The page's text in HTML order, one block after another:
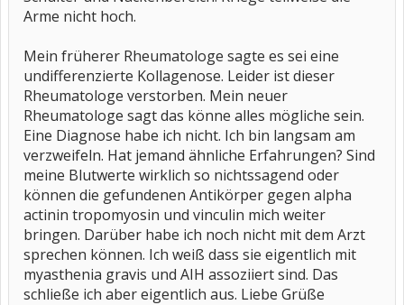
Arme nicht hoch.
Mein früherer Rheumatologe sagte es sei eine
undifferenzierte Kollagenose. Leider ist dieser
Rheumatologe verstorben. Mein neuer
Rheumatologe sagt das könne alles mögliche sein.
Eine Diagnose habe ich nicht. Ich bin langsam am
verzweifeln. Hat jemand ähnliche Erfahrungen? Sind
meine Blutwerte wirklich so nichtssagend oder
können die gefundenen Antikörper gegen alpha
actinin tropomyosin und vinculin mich weiter
bringen. Darüber habe ich noch nicht mit dem Arzt
sprechen können. Ich weiß dass sie eigentlich mit
myasthenia gravis und AIH assoziiert sind. Das
schließe ich aber eigentlich aus. Liebe Grüße